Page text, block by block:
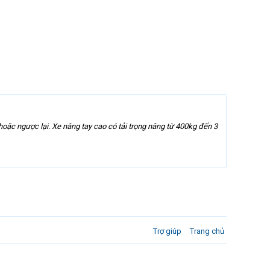
ngược lại. Xe nâng tay cao có tải trọng nâng từ 400kg đến 3
Trợ giúp Trang chủ